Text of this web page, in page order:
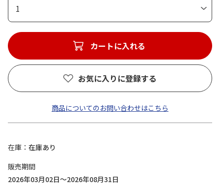
1
カートに入れる
お気に入りに登録する
商品についてのお問い合わせはこちら
在庫
在庫あり
販売期間
2026年03月02日～2026年08月31日